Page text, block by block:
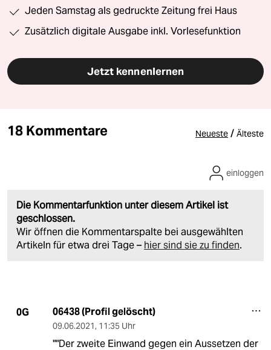
Jeden Samstag als gedruckte Zeitung frei Haus
Zusätzlich digitale Ausgabe inkl. Vorlesefunktion
Jetzt kennenlernen
18 Kommentare Neueste / Älteste
Die Kommentarfunktion unter diesem Artikel ist
geschlossen.
Wir öffnen die Kommentarspalte bei ausgewählten
Artikeln für etwa drei Tage – hier sind sie zu finden.
einloggen
0G 06438 (Profil gelöscht)
09.06.2021, 11:35 Uhr
""Der zweite Einwand gegen ein Aussetzen der